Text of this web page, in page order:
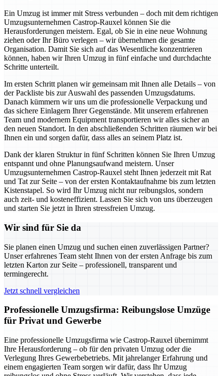
Ein Umzug ist immer mit Stress verbunden – doch mit dem richtigen
Umzugsunternehmen Castrop-Rauxel können Sie die
Herausforderungen meistern. Egal, ob Sie in eine neue Wohnung
ziehen oder Ihr Büro verlegen – wir übernehmen die gesamte
Organisation. Damit Sie sich auf das Wesentliche konzentrieren
können, haben wir Ihren Umzug in fünf einfache und durchdachte
Schritte unterteilt.
Im ersten Schritt planen wir gemeinsam mit Ihnen alle Details – von
der Packliste bis zur Auswahl des passenden Umzugsdatums.
Danach kümmern wir uns um die professionelle Verpackung und
das sichere Einlagern Ihrer Gegenstände. Mit unserem erfahrenen
Team und modernem Equipment transportieren wir alles sicher an
den neuen Standort. In den abschließenden Schritten räumen wir bei
Ihnen ein und sorgen dafür, dass alles an seinem Platz ist.
Dank der klaren Struktur in fünf Schritten können Sie Ihren Umzug
entspannt und ohne Planungsaufwand meistern. Unser
Umzugsunternehmen Castrop-Rauxel steht Ihnen jederzeit mit Rat
und Tat zur Seite – von der ersten Kontaktaufnahme bis zum letzten
Kistenstapel. So wird Ihr Umzug nicht nur reibungslos, sondern
auch zeit- und kosteneffizient. Lassen Sie sich von uns überzeugen
und starten Sie jetzt in Ihren stressfreien Umzug.
Wir sind für Sie da
Sie planen einen Umzug und suchen einen zuverlässigen Partner?
Unser erfahrenes Team steht Ihnen von der ersten Anfrage bis zum
letzten Karton zur Seite – professionell, transparent und
termingerecht.
Jetzt schnell vergleichen
Professionelle Umzugsfirma: Reibungslose Umzüge
für Privat und Gewerbe
Eine professionelle Umzugsfirma wie Castrop-Rauxel übernimmt
Ihre Herausforderung – ob für den privaten Umzug oder die
Verlegung Ihres Gewerbebetriebs. Mit jahrelanger Erfahrung und
einem engagierten Team sorgen wir dafür, dass Ihr Umzug